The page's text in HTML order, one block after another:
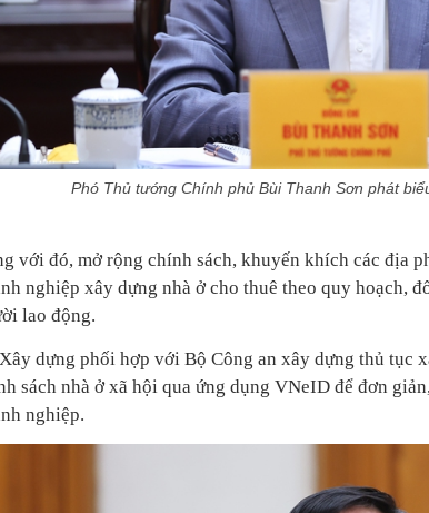
Phó Thủ tướng Chính phủ Bùi Thanh Sơn phát
với đó, mở rộng chính sách, khuyến khích các địa
nghiệp xây dựng nhà ở cho thuê theo quy hoạch,
lao động.
dựng phối hợp với Bộ Công an xây dựng thủ tục
sách nhà ở xã hội qua ứng dụng VNeID để đơn
nghiệp.